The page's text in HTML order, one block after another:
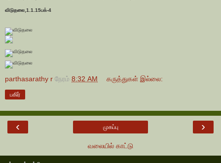
விடுதலை,1.1.15பக்-4
parthasarathy r நேரம் 8:32 AM கருத்துகள் இல்லை:
பகிர்
‹ ›
முகப்பு
வலையில் காட்டு